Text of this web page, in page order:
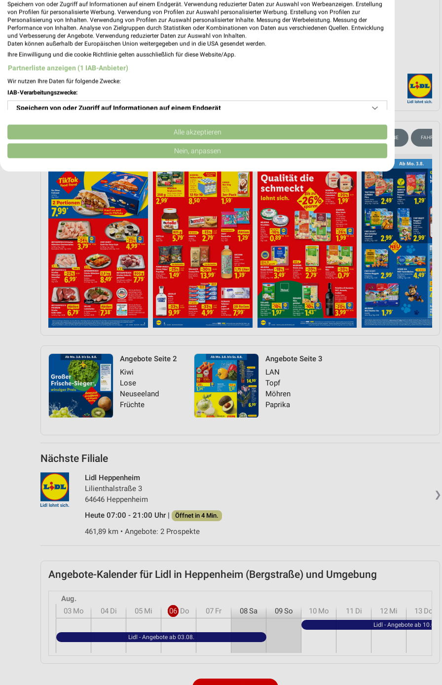
❯ PROSPEKT BLÄTTERN
WEIN HANDY & SMARTPHONE FAHRRAD
Angebote Seite 2
Kiwi
Lose
Neuseeland
Früchte
Angebote Seite 3
LAN
Topf
Möhren
Paprika
Nächste Filiale
❯
Lidl Heppenheim
Lilienthalstraße 3
64646 Heppenheim
Heute 07:00 - 21:00 Uhr |
Öffnet in 4 Min.
461,89 km • Angebote: 2 Prospekte
Angebote-Kalender für Lidl in Heppenheim (Bergstraße) und Umgebung
Aug.
03 Mo 04 Di 05 Mi 06 Do 07 Fr 08Sa 09So 10 Mo 11 Di 12 Mi 13 Do
Lidl - Angebote ab 10.08.
Lidl - Angebote ab 03.08.
Speichern von oder Zugriff auf Informationen auf einem Endgerät. Verwendung reduzierter Daten zur Auswahl von Werbeanzeigen. Erstellung
von Profilen für personalisierte Werbung. Verwendung von Profilen zur Auswahl personalisierter Werbung. Erstellung von Profilen zur
Personalisierung von Inhalten. Verwendung von Profilen zur Auswahl personalisierter Inhalte. Messung der Werbeleistung. Messung der
Performance von Inhalten. Analyse von Zielgruppen durch Statistiken oder Kombinationen von Daten aus verschiedenen Quellen. Entwicklung
und Verbesserung der Angebote. Verwendung reduzierter Daten zur Auswahl von Inhalten.
Daten können außerhalb der Europäischen Union weitergegeben und in die USA gesendet werden.
Ihre Einwilligung und die cookie Richtlinie gelten ausschließlich für diese Website/App.
Partnerliste anzeigen (1 IAB-Anbieter)
Wir nutzen Ihre Daten für folgende Zwecke:
IAB-Verarbeitungszwecke:
Speichern von oder Zugriff auf Informationen auf einem Endgerät
Verwendung reduzierter Daten zur Auswahl von Werbeanzeigen
Erstellung von Profilen für personalisierte Werbung
Erstellung von Profilen zur Personalisierung von Inhalten
Verwendung von Profilen zur Auswahl personalisierter Inhalte
Messung der Werbeleistung
Messung der Performance von Inhalten
Analyse von Zielgruppen durch Statistiken oder Kombinationen von Daten aus verschiedenen
Entwicklung und Verbesserung der Angebote
Verwendung reduzierter Daten zur Auswahl von Inhalten
Geräte anhand von aktiv angeforderten Informationen identifizieren
Nicht-IAB-Verarbeitungszwecke:
Notwendig
Werbung
Alle akzeptieren
Nein, anpassen